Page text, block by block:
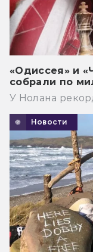
«Одиссея» и
собрали по
У Нолана
Новости